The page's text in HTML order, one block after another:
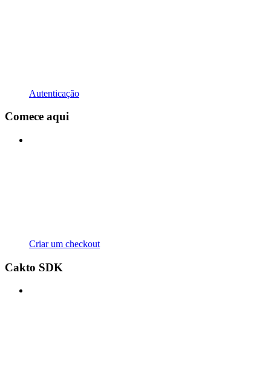
Autenticação
Comece aqui
Criar um checkout
Cakto SDK